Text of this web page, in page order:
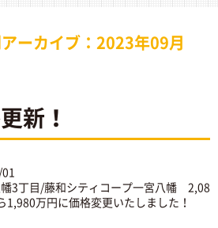
ーカイブ：2023年09月
新！
3丁目/藤和シティコープ一宮八幡 2,08
1,980万円に価格変更いたしました！